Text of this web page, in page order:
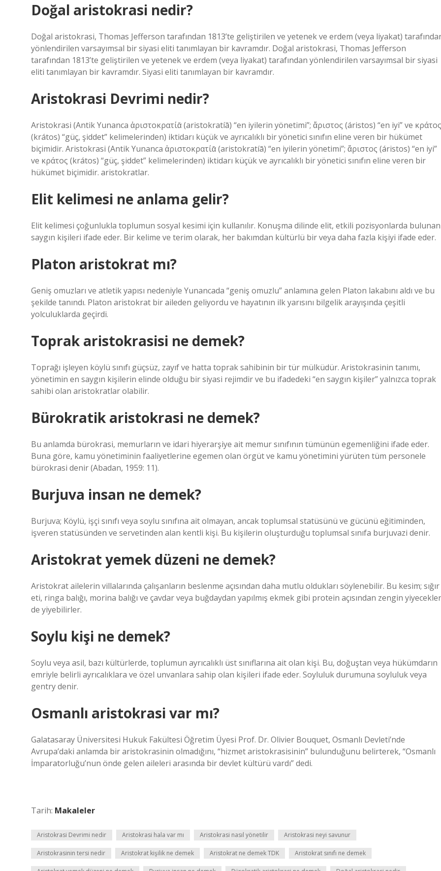
Doğal aristokrasi nedir?
Doğal aristokrasi, Thomas Jefferson tarafından 1813’te geliştirilen ve yetenek ve erdem (veya liyakat)
yönlendirilen varsayımsal bir siyasi eliti tanımlayan bir kavramdır. Doğal aristokrasi, Thomas Jefferson
tarafından 1813’te geliştirilen ve yetenek ve erdem (veya liyakat) tarafından yönlendirilen varsayımsal bir siyasi
eliti tanımlayan bir kavramdır. Siyasi eliti tanımlayan bir kavramdır.
Aristokrasi Devrimi nedir?
Aristokrasi (Antik Yunanca ἀριστοκρατίᾱ (aristokratíā) “en iyilerin yönetimi”; ἄριστος (áristos) “en iyi” ve κράτος
(krátos) “güç, şiddet” kelimelerinden) iktidarı küçük ve ayrıcalıklı bir yönetici sınıfın eline veren bir hükümet
biçimidir. Aristokrasi (Antik Yunanca ἀριστοκρατίᾱ (aristokratíā) “en iyilerin yönetimi”; ἄριστος (áristos) “en iyi”
ve κράτος (krátos) “güç, şiddet” kelimelerinden) iktidarı küçük ve ayrıcalıklı bir yönetici sınıfın eline veren bir
hükümet biçimidir. aristokratlar.
Elit kelimesi ne anlama gelir?
Elit kelimesi çoğunlukla toplumun sosyal kesimi için kullanılır. Konuşma dilinde elit, etkili pozisyonlarda bulunan
saygın kişileri ifade eder. Bir kelime ve terim olarak, her bakımdan kültürlü bir veya daha fazla kişiyi ifade eder.
Platon aristokrat mı?
Geniş omuzları ve atletik yapısı nedeniyle Yunancada “geniş omuzlu” anlamına gelen Platon lakabını aldı ve bu
şekilde tanındı. Platon aristokrat bir aileden geliyordu ve hayatının ilk yarısını bilgelik arayışında çeşitli
yolculuklarda geçirdi.
Toprak aristokrasisi ne demek?
Toprağı işleyen köylü sınıfı güçsüz, zayıf ve hatta toprak sahibinin bir tür mülküdür. Aristokrasinin tanımı,
yönetimin en saygın kişilerin elinde olduğu bir siyasi rejimdir ve bu ifadedeki “en saygın kişiler” yalnızca toprak
sahibi olan aristokratlar olabilir.
Bürokratik aristokrasi ne demek?
Bu anlamda bürokrasi, memurların ve idari hiyerarşiye ait memur sınıfının tümünün egemenliğini ifade eder.
Buna göre, kamu yönetiminin faaliyetlerine egemen olan örgüt ve kamu yönetimini yürüten tüm personele
bürokrasi denir (Abadan, 1959: 11).
Burjuva insan ne demek?
Burjuva; Köylü, işçi sınıfı veya soylu sınıfına ait olmayan, ancak toplumsal statüsünü ve gücünü eğitiminden,
işveren statüsünden ve servetinden alan kentli kişi. Bu kişilerin oluşturduğu toplumsal sınıfa burjuvazi denir.
Aristokrat yemek düzeni ne demek?
Aristokrat ailelerin villalarında çalışanların beslenme açısından daha mutlu oldukları söylenebilir. Bu kesim; sığır
eti, ringa balığı, morina balığı ve çavdar veya buğdaydan yapılmış ekmek gibi protein açısından zengin
de yiyebilirler.
Soylu kişi ne demek?
Soylu veya asil, bazı kültürlerde, toplumun ayrıcalıklı üst sınıflarına ait olan kişi. Bu, doğuştan veya hükümdarın
emriyle belirli ayrıcalıklara ve özel unvanlara sahip olan kişileri ifade eder. Soyluluk durumuna soyluluk veya
gentry denir.
Osmanlı aristokrasi var mı?
Galatasaray Üniversitesi Hukuk Fakültesi Öğretim Üyesi Prof. Dr. Olivier Bouquet, Osmanlı Devleti’nde
Avrupa’daki anlamda bir aristokrasinin olmadığını, “hizmet aristokrasisinin” bulunduğunu belirterek, “Osmanlı
İmparatorluğu’nun önde gelen aileleri arasında bir devlet kültürü vardı” dedi.
Tarih: Makaleler
Aristokrasi Devrimi nedir Aristokrasi hala var mı Aristokrasi nasıl yönetilir Aristokrasi neyi savunur
Aristokrasinin tersi nedir Aristokrat kişilik ne demek Aristokrat ne demek TDK Aristokrat sınıfı ne demek